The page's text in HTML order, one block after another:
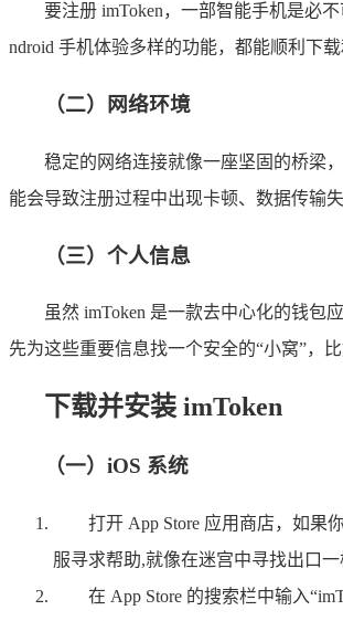
要注册 imToken，一部智能手机是必
ndroid 手机体验多样的功能，都能顺利下
（二）网络环境
稳定的网络连接就像一座坚固的桥梁
能会导致注册过程中出现卡顿、数据传输
（三）个人信息
虽然 imToken 是一款去中心化的钱包
先为这些重要信息找一个安全的“小窝”，
下载并安装 imToken
（一）iOS 系统
打开 App Store 应用商店，如果
服寻求帮助,就像在迷宫中寻找出口一
在 App Store 的搜索栏中输入